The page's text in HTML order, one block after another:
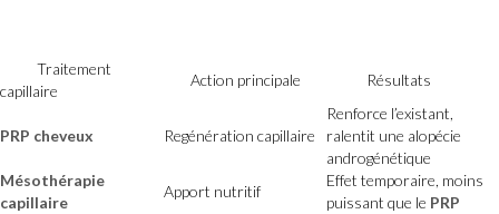
Traitement
capillaire
Action principale Résultats
PRP cheveux Regénération capillaire
Renforce l’existant,
ralentit une alopécie
androgénétique
Mésothérapie
capillaire
Apport nutritif
Effet temporaire, moins
puissant que le PRP